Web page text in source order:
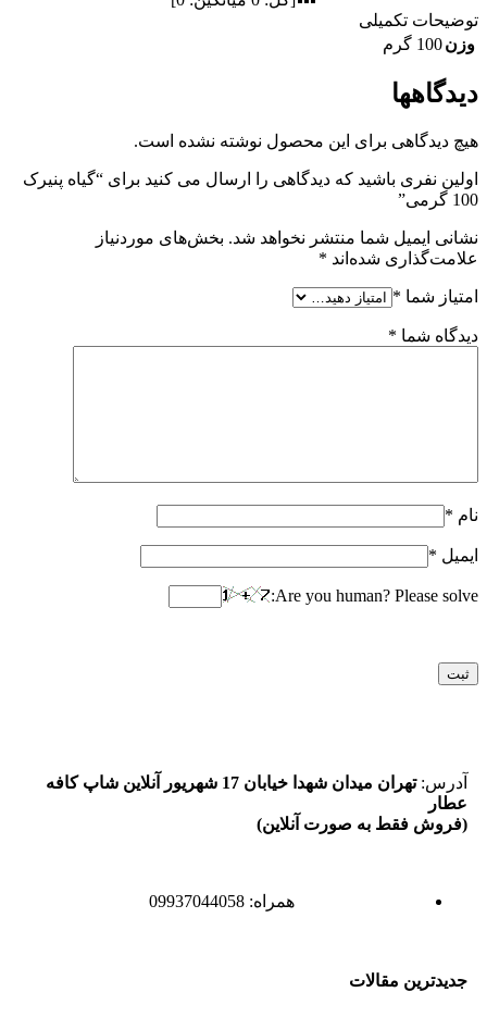
توضیحات تکمیلی
وزن100 گرم
دیدگاهها
هیچ دیدگاهی برای این محصول نوشته نشده است.
اولین نفری باشید که دیدگاهی را ارسال می کنید برای “گیاه پنیرک
100 گرمی”
نشانی ایمیل شما منتشر نخواهد شد. بخش‌های موردنیاز
علامت‌گذاری شده‌اند *
امتیاز شما *
دیدگاه شما *
نام *
ایمیل *
Are you human? Please solve:
آدرس:
تهران میدان شهدا خیابان 17 شهریور آنلاین شاپ کافه
عطار
(فروش فقط به صورت آنلاین)
همراه: 09937044058
جدیدترین مقالات